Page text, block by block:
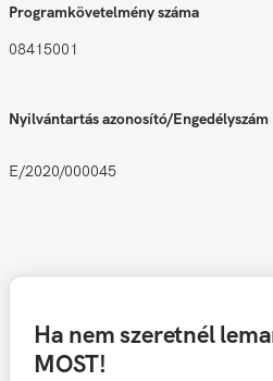
Programkövetelmény száma
08415001
Nyilvántartás azonosító/Engedélyszám
E/2020/000045
Ha nem szeretnél
MOST!